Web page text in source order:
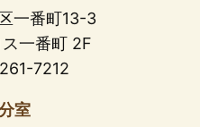
一番町13-3
一番町 2F
7212
室